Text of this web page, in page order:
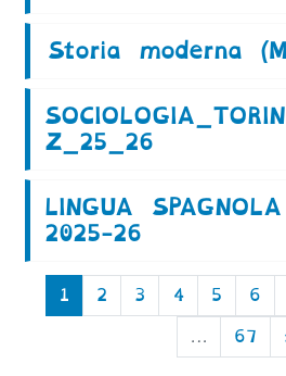
Storia moderna
Z_25_26
LINGUA
2025-26
1 Pagina 1
2 Pagina 2
3 Pagina 3
4Pagina 4
5 6
… 67